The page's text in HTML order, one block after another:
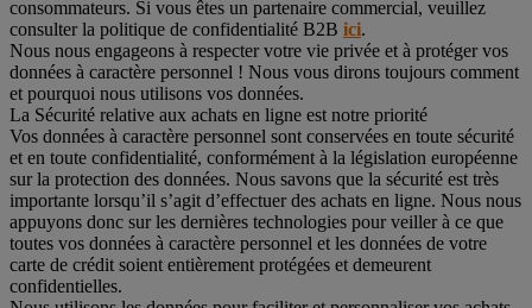
consommateurs. Si vous êtes un partenaire commercial, veuillez
consulter la politique de confidentialité B2B ici.
Nous nous engageons à respecter votre vie privée et à protéger vos
données à caractère personnel ! Nous vous dirons toujours comment
et pourquoi nous utilisons vos données.
La Sécurité relative aux achats en ligne est notre priorité
Vos données à caractère personnel sont conservées en toute sécurité
et en toute confidentialité, conformément à la législation européenne
sur la protection des données. Nous savons que la sécurité est très
importante lorsqu’il s’agit d’effectuer des achats en ligne. Nous nous
appuyons donc sur les dernières technologies pour veiller à ce que
toutes vos données à caractère personnel et les données de votre
carte de crédit soient entièrement protégées et demeurent
confidentielles.